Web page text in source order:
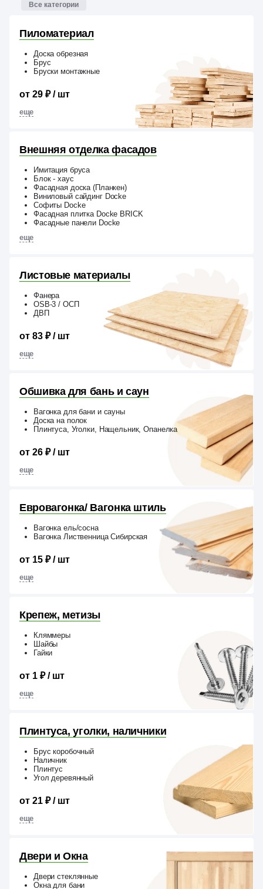
Все категории
Пиломатериал
Доска обрезная
Брус
Бруски монтажные
от 29 ₽ / шт
еще
Внешняя отделка фасадов
Имитация бруса
Блок - хаус
Фасадная доска (Планкен)
Виниловый сайдинг Docke
Софиты Docke
Фасадная плитка Docke BRICK
Фасадные панели Docke
еще
Листовые материалы
Фанера
ОSB-3 / ОСП
ДВП
от 83 ₽ / шт
еще
Обшивка для бань и саун
Вагонка для бани и сауны
Доска на полок
Плинтуса, Уголки, Нащельник, Опанелка
от 26 ₽ / шт
еще
Евровагонка/ Вагонка штиль
Вагонка ель/сосна
Вагонка Лиственница Сибирская
от 15 ₽ / шт
еще
Крепеж, метизы
Кляммеры
Шайбы
Гайки
от 1 ₽ / шт
еще
Плинтуса, уголки, наличники
Брус коробочный
Наличник
Плинтус
Угол деревянный
от 21 ₽ / шт
еще
Двери и Окна
Двери стеклянные
Окна для бани